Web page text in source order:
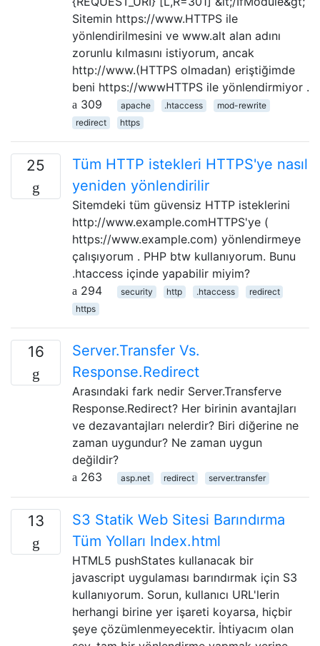
Sitemin https://www.HTTPS ile
yönlendirilmesini ve www.alt alan adını
zorunlu kılmasını istiyorum, ancak
http://www.(HTTPS olmadan) eriştiğimde
beni https://wwwHTTPS ile yönlendirmiyor .
309
apache .htaccess
mod-rewrite
redirect
https
25
Tüm HTTP istekleri HTTPS'ye nasıl
yeniden yönlendirilir
Sitemdeki tüm güvensiz HTTP isteklerini
http://www.example.comHTTPS'ye (
https://www.example.com) yönlendirmeye
çalışıyorum . PHP btw kullanıyorum. Bunu
.htaccess içinde yapabilir miyim?
294
security http .htaccess
redirect
https
16
Server.Transfer Vs.
Response.Redirect
Arasındaki fark nedir Server.Transferve
Response.Redirect? Her birinin avantajları
ve dezavantajları nelerdir? Biri diğerine ne
zaman uygundur? Ne zaman uygun
değildir?
263
asp.net redirect server.transfer
13
S3 Statik Web Sitesi Barındırma
Tüm Yolları Index.html
HTML5 pushStates kullanacak bir
javascript uygulaması barındırmak için S3
kullanıyorum. Sorun, kullanıcı URL'lerin
herhangi birine yer işareti koyarsa, hiçbir
şeye çözümlenmeyecektir. İhtiyacım olan